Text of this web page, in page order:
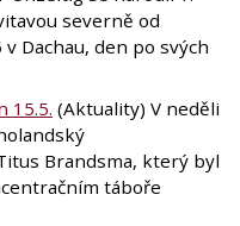
severně od
Dachau, den po svých
15.5. (Aktuality) V neděli
Brandsma, který byl
táboře